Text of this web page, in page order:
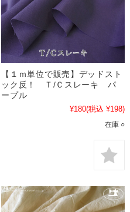
【１ｍ単位で販売】デッドスト
ック反！ Ｔ/Ｃスレーキ パ
ープル
¥180(税込 ¥198)
在庫 ○